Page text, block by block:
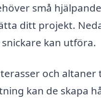
små hjälpande
ditt projekt.
kan utföra.
och altaner
kan de skapa